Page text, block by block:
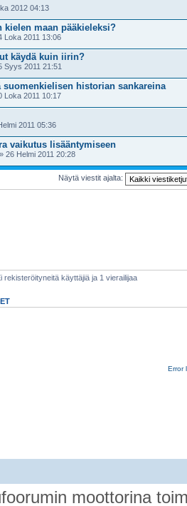
2012 04:13
kielen maan pääkieleksi?
Loka 2011 13:06
käydä kuin iirin?
Syys 2011 21:51
suomenkielisen historian sankareina
Loka 2011 10:17
2011 05:36
vaikutus lisääntymiseen
» 26 Helmi 2011 20:28
Näytä viestit ajalta:
rekisteröityneitä käyttäjiä ja 1 vierailijaa
Error
moottorina